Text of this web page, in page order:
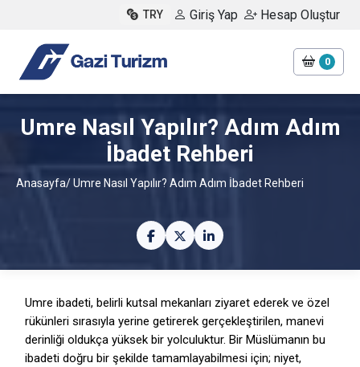
TRY Giriş Yap Hesap Oluştur
0
Umre Nasıl Yapılır? Adım Adım
İbadet Rehberi
Anasayfa/ Umre Nasıl Yapılır? Adım Adım İbadet Rehberi
Umre ibadeti, belirli kutsal mekanları ziyaret ederek ve özel
rükünleri sırasıyla yerine getirerek gerçekleştirilen, manevi
derinliği oldukça yüksek bir yolculuktur. Bir Müslümanın bu
ibadeti doğru bir şekilde tamamlayabilmesi için; niyet,